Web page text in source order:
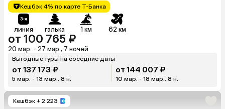
Кешбэк 4% по карте Т-Банка
линия галька 1 км 62 км
от 100 765 ₽
20 мар. - 27 мар., 7 ночей
Выгодные туры на соседние даты
от 137 173 ₽
5 мар. - 13 мар., 8 н.
от 144 007 ₽
10 мар. - 18 мар., 8 н.
Кешбэк + 2 223